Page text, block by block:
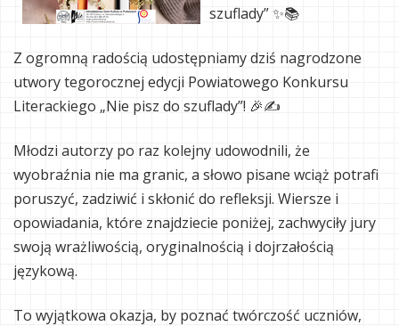
szuflady” ✨📚
Z ogromną radością udostępniamy dziś nagrodzone
utwory tegorocznej edycji Powiatowego Konkursu
Literackiego „Nie pisz do szuflady”! 🎉✍️
Młodzi autorzy po raz kolejny udowodnili, że
wyobraźnia nie ma granic, a słowo pisane wciąż potrafi
poruszyć, zadziwić i skłonić do refleksji. Wiersze i
opowiadania, które znajdziecie poniżej, zachwyciły jury
swoją wrażliwością, oryginalnością i dojrzałością
językową.
To wyjątkowa okazja, by poznać twórczość uczniów,